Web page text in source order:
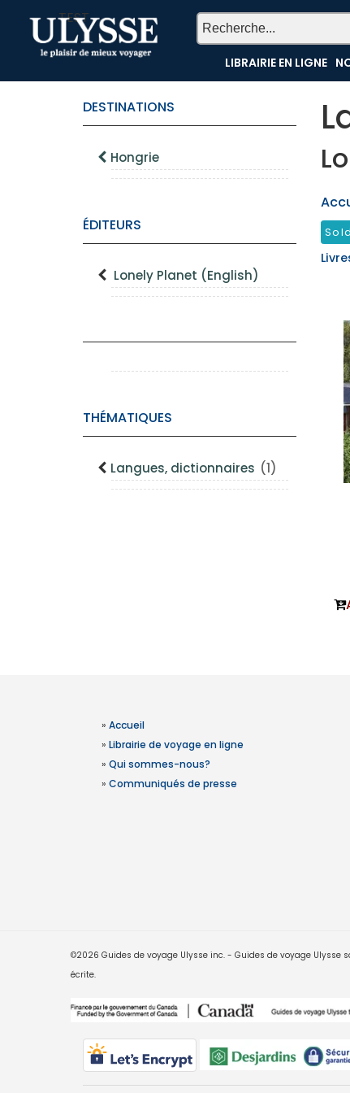
TEST
LIBRAIRIE EN LIGNE
DESTINATIONS
Hongrie
ÉDITEURS
Lonely Planet (English)
THÉMATIQUES
Langues, dictionnaires (1)
» Accueil
» Librairie de voyage en ligne
» Qui sommes-nous?
» Communiqués de presse
©2026 Guides de voyage Ulysse inc. - Guides de voyage
écrite.